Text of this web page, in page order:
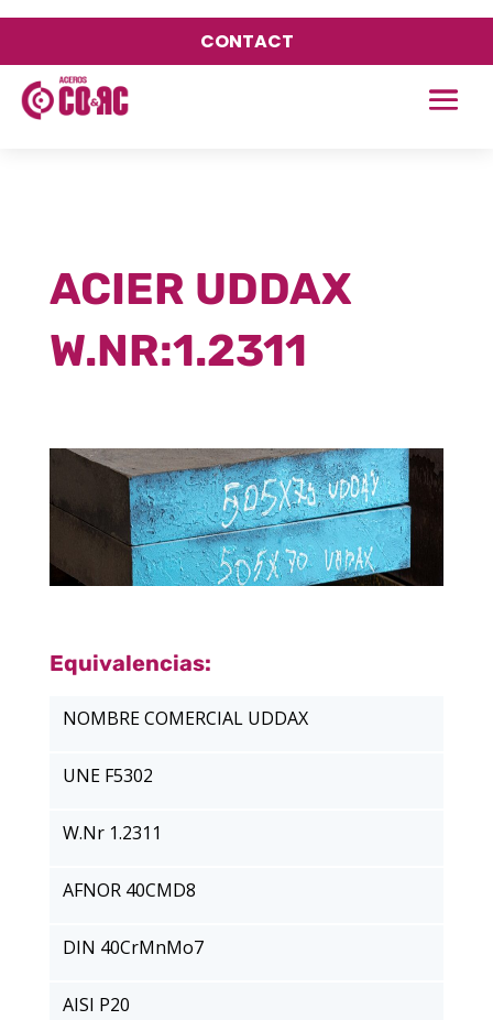
CONTACT
ACIER UDDAX
W.NR:1.2311
Equivalencias:
NOMBRE COMERCIAL UDDAX
UNE F5302
W.Nr 1.2311
AFNOR 40CMD8
DIN 40CrMnMo7
AISI P20